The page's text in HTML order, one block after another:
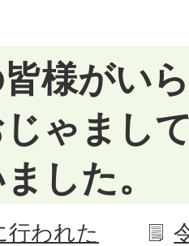
様がい
ゃまし
した。
行われた